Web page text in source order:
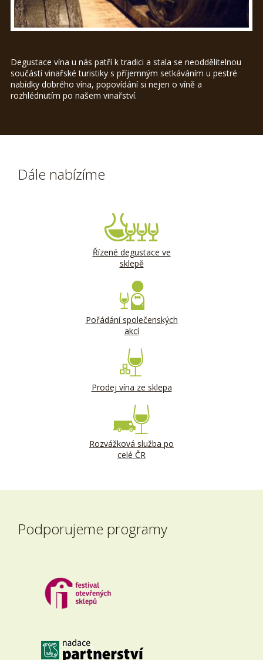
Degustace vína u nás patří k tradici a stala se neoddělitelnou
součástí vinařské turistiky s příjemným setkáváním u pestré
nabídky dobrého vína, popovídání si nejen o víně a
rozhlédnutím po našem vinařství.
Dále nabízíme
Řízené degustace ve
sklepě
Pořádání společenských
akcí
Prodej vína ze sklepa
Rozvážková služba po
celé ČR
Podporujeme programy